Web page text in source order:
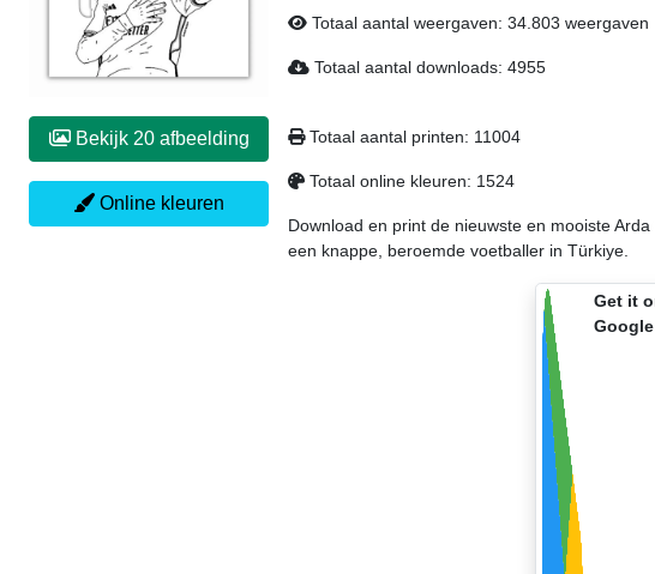
Bekijk 20 afbeelding
Online kleuren
Totaal aantal weergaven: 34.803 weergaven
Totaal aantal downloads: 4955
Totaal aantal printen: 11004
Totaal online kleuren: 1524
Download en print de nieuwste en mooiste
een knappe, beroemde voetballer in Türkiye.
Get it